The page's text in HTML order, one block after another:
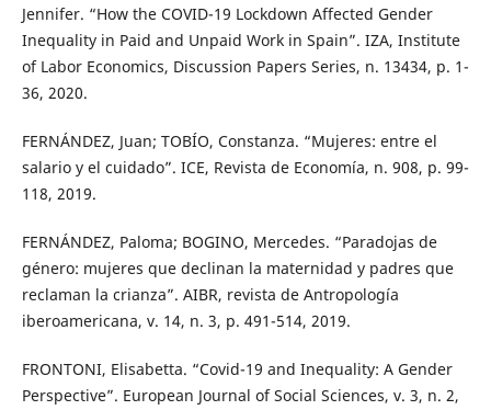
Jennifer. “How the COVID-19 Lockdown Affected Gender
Inequality in Paid and Unpaid Work in Spain”. IZA, Institute
of Labor Economics, Discussion Papers Series, n. 13434, p. 1-
36, 2020.
FERNÁNDEZ, Juan; TOBÍO, Constanza. “Mujeres: entre el
salario y el cuidado”. ICE, Revista de Economía, n. 908, p. 99-
118, 2019.
FERNÁNDEZ, Paloma; BOGINO, Mercedes. “Paradojas de
género: mujeres que declinan la maternidad y padres que
reclaman la crianza”. AIBR, revista de Antropología
iberoamericana, v. 14, n. 3, p. 491-514, 2019.
FRONTONI, Elisabetta. “Covid-19 and Inequality: A Gender
Perspective”. European Journal of Social Sciences, v. 3, n. 2,